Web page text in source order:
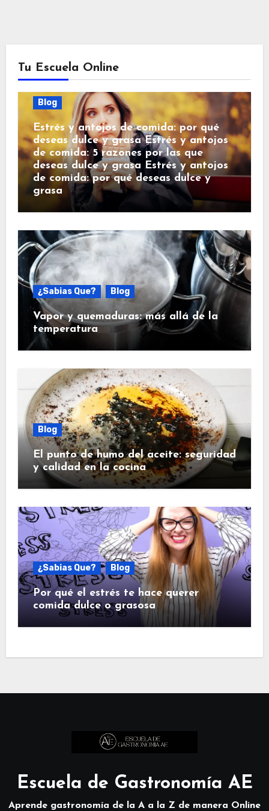
Tu Escuela Online
Blog
Estrés y antojos de comida: por qué
deseas dulce y grasa Estrés y antojos
de comida: 5 razones por las que
deseas dulce y grasa Estrés y antojos
de comida: por qué deseas dulce y
grasa
¿Sabias Que? Blog
Vapor y quemaduras: más allá de la
temperatura
Blog
El punto de humo del aceite: seguridad
y calidad en la cocina
¿Sabias Que? Blog
Por qué el estrés te hace querer
comida dulce o grasosa
Escuela de Gastronomía AE
Aprende gastronomía de la A a la Z de manera Online